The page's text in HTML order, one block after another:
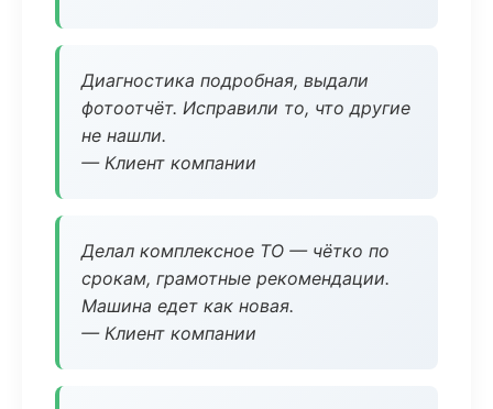
Диагностика подробная, выдали
фотоотчёт. Исправили то, что другие
не нашли.
— Клиент компании
Делал комплексное ТО — чётко по
срокам, грамотные рекомендации.
Машина едет как новая.
— Клиент компании